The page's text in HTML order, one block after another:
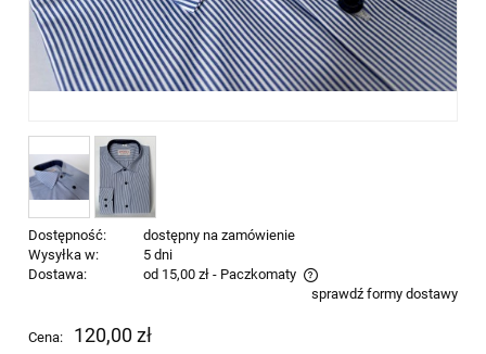
Dostępność:
dostępny na zamówienie
Wysyłka w:
5 dni
Dostawa:
od 15,00 zł - Paczkomaty
Cena nie zawiera ewentualnych kosztów płatnościsprawdź formy dostawy
Cena: 120,00 zł